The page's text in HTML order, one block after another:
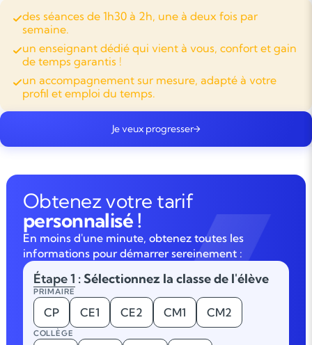
des séances de 1h30 à 2h, une à deux fois par
semaine.
un enseignant dédié qui vient à vous, confort et gain
de temps garantis !
un accompagnement sur mesure, adapté à votre
profil et emploi du temps.
Je veux progresser
Obtenez votre tarif
personnalisé !
En moins d'une minute, obtenez toutes les
informations pour démarrer sereinement :
Étape 1 : Sélectionnez la classe de l'élève
PRIMAIRE
CP CE1 CE2 CM1 CM2
COLLÈGE